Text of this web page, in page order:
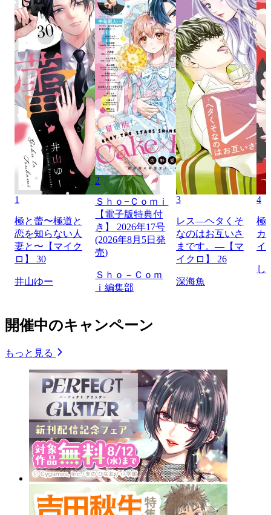
1
極と蕾〜極道と
恋を知らない人
妻と〜【マイク
ロ】 30
井山ゆー
2
Ｓｈｏ−Ｃｏｍｉ
【電子版特典付
き】 2026年17号
(2026年8月5日発
売)
Ｓｈｏ－Ｃｏｍ
ｉ編集部
3
レス―ヘタくそ
なのはお互いさ
まです。―【マ
イクロ】 26
深海魚
4
極
カ
イ
し
開催中のキャンペーン
もっと見る